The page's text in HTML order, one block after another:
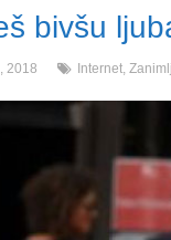
bivšu
2018 Internet,